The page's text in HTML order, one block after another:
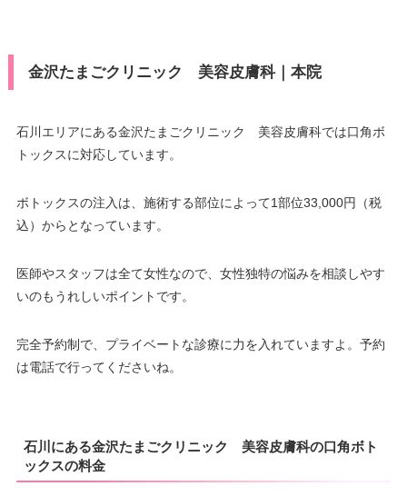
金沢たまごクリニック 美容皮膚科｜本院
石川エリアにある金沢たまごクリニック 美容皮膚科では口角ボ
トックスに対応しています。
ボトックスの注入は、施術する部位によって1部位33,000円（税
込）からとなっています。
医師やスタッフは全て女性なので、女性独特の悩みを相談しやす
いのもうれしいポイントです。
完全予約制で、プライベートな診療に力を入れていますよ。予約
は電話で行ってくださいね。
石川にある金沢たまごクリニック 美容皮膚科の口角ボト
ックスの料金